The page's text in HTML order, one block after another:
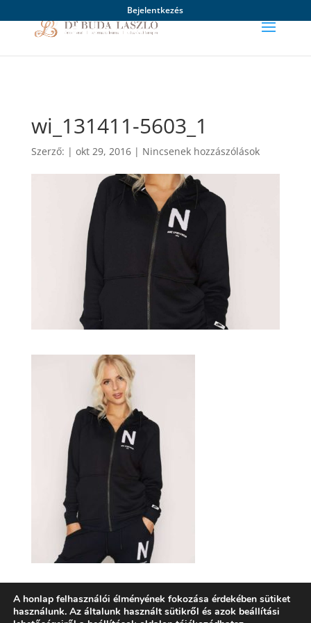
Bejelentkezés
wi_131411-5603_1
Szerző: | okt 29, 2016| Nincsenek hozzászólások
A honlap felhasználói élményének fokozása érdekében sütiket
használunk. Az általunk használt sütikről és azok beállítási